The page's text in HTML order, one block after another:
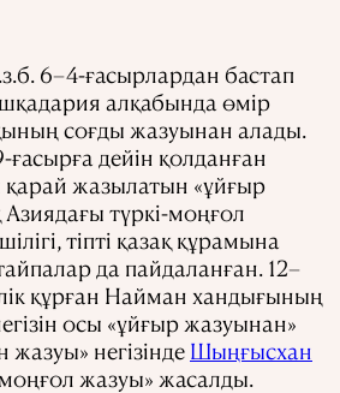
6–4-ғасырлардан бастап
алқабында өмір
соғды жазуынан алады.
дейін қолданған
жазылатын «ұйғыр
түркі-моңғол
тіпті қазақ құрамына
да пайдаланған. 12–
құрған Найман хандығының
осы «ұйғыр жазуынан»
негізінде Шыңғысхан
жазуы» жасалды.